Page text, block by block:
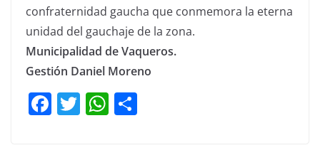
confraternidad gaucha que conmemora la eterna
unidad del gauchaje de la zona.
Municipalidad de Vaqueros.
Gestión Daniel Moreno
F T W